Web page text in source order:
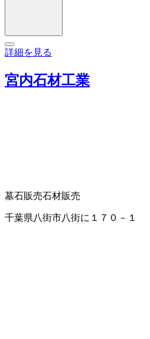
詳細を見る
宮内石材工業
墓石販売石材販売
千葉県八街市八街に１７０－１